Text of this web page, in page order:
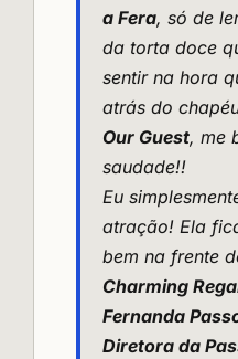
a Fera, só de
da torta doce
sentir na hora
atrás do
Our Guest, me
saudade!!
Eu
atração! Ela
bem na frente
Charming
Fernanda
Diretora da